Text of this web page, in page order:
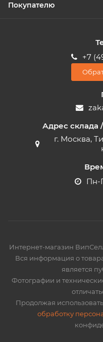
Покупателю
+7
Адрес склада
г. Москва,
Пн-
Интернет-магазин
Вся информация о
является
Фотографии и
Продолжая
обработку